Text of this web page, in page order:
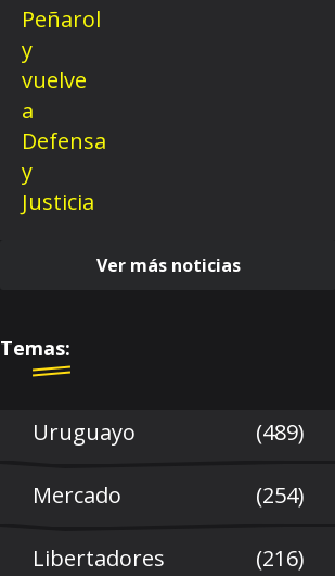
Ver más noticias
Temas:
Uruguayo (489)
Mercado (254)
Libertadores (216)